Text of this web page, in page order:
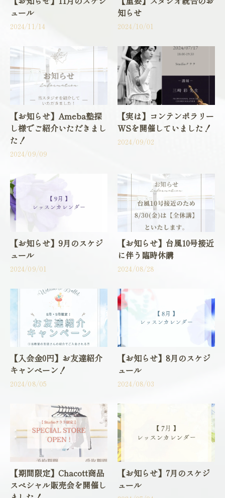
ュール
2024/11/14
知らせ
2024/10/01
【お知らせ】Ameba塾探
し様でご紹介いただきまし
た！
2024/09/09
【実は】コンテンポラリー
WSを開催していました！
2024/09/02
【お知らせ】9月のスケジ
ュール
2024/09/01
【お知らせ】台風10号接近
に伴う臨時休講
2024/08/28
【入会金0円】お友達紹介
キャンペーン！
2024/08/05
【お知らせ】8月のスケジ
ュール
2024/08/03
【期間限定】Chacott商品
スペシャル販売会を開催し
【お知らせ】7月のスケジ
ュール